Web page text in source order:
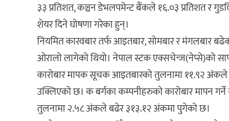
३३ प्रतिशत, कञ्चन डेभलपमेन्ट बैंकले १६.०३ प्रतिशत र
शेयर दिने घोषणा गरेका हुन्।
नियमित कारवबार तर्फ आइतबार, सोमबार र मंगलबार
ओरालो लागेको थियो। नेपाल स्टक एक्सचेन्ज(नेप्से)को
कारोबार मापक सूचक आइतबारको तुलनामा ११.९२
उक्लिएको छ। क बर्गका कम्पनीहरुको कारोबार मापन
तुलनामा २.५८ अंकले बढेर ३१३.१२ अंकमा पुगेको छ।